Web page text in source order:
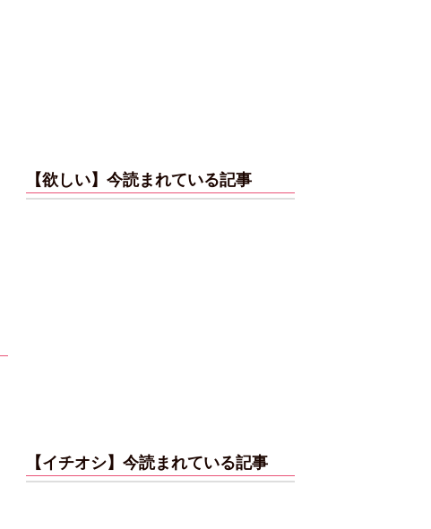
【欲しい】今読まれている記事
【イチオシ】今読まれている記事